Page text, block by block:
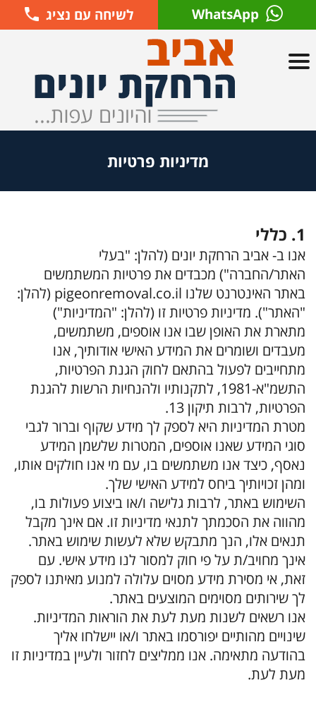
WhatsApp לשיחה עם נציג
מדיניות פרטיות
1. כללי
אנו ב- אביב הרחקת יונים (להלן: "בעלי
האתר/החברה") מכבדים את פרטיות המשתמשים
באתר האינטרנט שלנו pigeonremoval.co.il (להלן:
"האתר"). מדיניות פרטיות זו (להלן: "המדיניות")
מתארת את האופן שבו אנו אוספים, משתמשים,
מעבדים ושומרים את המידע האישי אודותיך, אנו
מתחייבים לפעול בהתאם לחוק הגנת הפרטיות,
התשמ"א-1981, לתקנותיו ולהנחיות הרשות להגנת
הפרטיות, לרבות תיקון 13.
מטרת המדיניות היא לספק לך מידע שקוף וברור לגבי
סוגי המידע שאנו אוספים, המטרות שלשמן המידע
נאסף, כיצד אנו משתמשים בו, עם מי אנו חולקים אותו,
ומהן זכויותיך ביחס למידע האישי שלך.
השימוש באתר, לרבות גלישה ו/או ביצוע פעולות בו,
מהווה את הסכמתך לתנאי מדיניות זו. אם אינך מקבל
תנאים אלו, הנך מתבקש שלא לעשות שימוש באתר.
אינך מחויב/ת על פי חוק למסור לנו מידע אישי. עם
זאת, אי מסירת מידע מסוים עלולה למנוע מאיתנו לספק
לך שירותים מסוימים המוצעים באתר.
אנו רשאים לשנות מעת לעת את הוראות המדיניות.
שינויים מהותיים יפורסמו באתר ו/או יישלחו אליך
בהודעה מתאימה. אנו ממליצים לחזור ולעיין במדיניות זו
מעת לעת.